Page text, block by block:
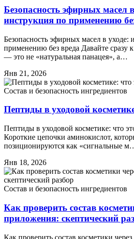
Безопасность эфирных масел
инструкция по применению
Безопасность эфирных масел в уходе:
применению без вреда Давайте сразу
— это не «натуральная панацея», а…
Янв 21, 2026
Состав и безопасность ингредиентов
Пептиды в уходовой
Пептиды в уходовой косметике: что
Короткие цепочки аминокислот,
позиционируются как «сигнальные
Янв 18, 2026
Состав и безопасность ингредиентов
Как проверить состав
приложения: скептический
Как проверить состав косметики